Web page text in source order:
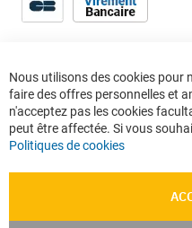
Nous utilisons des cookies pour
faire des offres personnelles et
n'acceptez pas les cookies
peut être affectée. Si vous
Politiques de cookies